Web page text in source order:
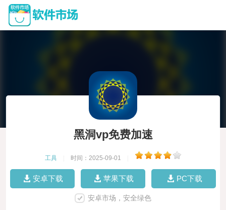
黑洞vp免费加速
工具 时间：2025-09-01
安卓下载 苹果下载 PC下载
安卓市场，安全绿色